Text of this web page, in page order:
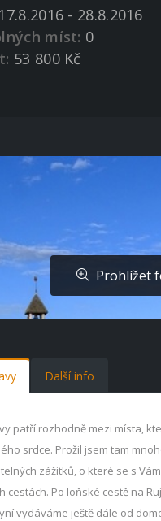
17.8.2016 - 28.8.2016
míst: 0
53 800 Kč
Prohlížet
Další info
patří rozhodně mezi místa,
srdce. Prožil jsem tam
zážitků, o které se s
cestách. Po loňské cestě na
vydáváme ještě dále od